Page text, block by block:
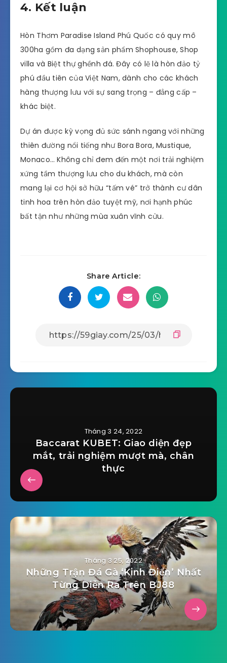
4. Kết luận
Hòn Thơm Paradise Island Phú Quốc có quy mô
300ha gồm đa dạng sản phẩm Shophouse, Shop
villa và Biệt thự ghềnh đá. Đây có lẽ là hòn đảo tỷ
phú đầu tiên của Việt Nam, dành cho các khách
hàng thượng lưu với sự sang trọng – đẳng cấp –
khác biệt.
Dự án được kỳ vọng đủ sức sánh ngang với những
thiên đường nổi tiếng như Bora Bora, Mustique,
Monaco… Không chỉ đem đến một nơi trải nghiệm
xứng tầm thượng lưu cho du khách, mà còn
mang lại cơ hội sở hữu “tấm vé” trở thành cư dân
tinh hoa trên hòn đảo tuyệt mỹ, nơi hạnh phúc
bất tận như những mùa xuân vĩnh cửu.
Share Article:
Tháng 3 24, 2022
Baccarat KUBET: Giao diện đẹp
mắt, trải nghiệm mượt mà, chân
thực
Tháng 3 25, 2022
Những Trận Đá Gà ‘Kinh Điển’ Nhất
Từng Diễn Ra Trên BJ88